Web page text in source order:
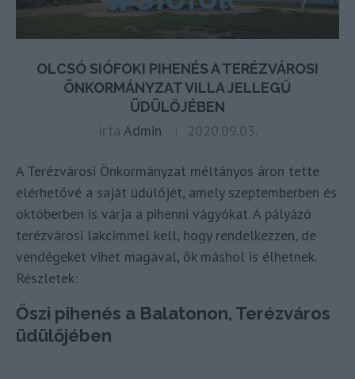
OLCSÓ SIÓFOKI PIHENÉS A TERÉZVÁROSI
ÖNKORMÁNYZAT VILLA JELLEGŰ
ÜDÜLŐJÉBEN
írta Admin 2020.09.03.
A Terézvárosi Önkormányzat méltányos áron tette
elérhetővé a saját üdülőjét, amely szeptemberben és
októberben is várja a pihenni vágyókat. A pályázó
terézvárosi lakcímmel kell, hogy rendelkezzen, de
vendégeket vihet magával, ők máshol is élhetnek.
Részletek:
Őszi pihenés a Balatonon, Terézváros
üdülőjében